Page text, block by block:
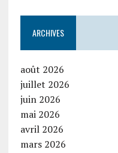
ARCHIVES
août 2026
juillet 2026
juin 2026
mai 2026
avril 2026
mars 2026